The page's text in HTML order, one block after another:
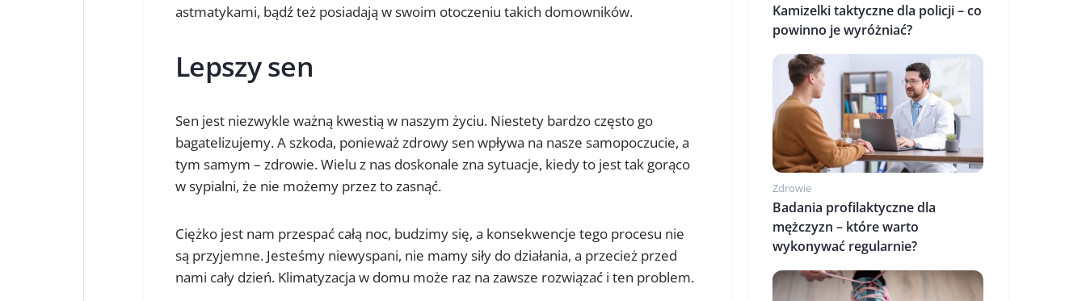
astmatykami, bądź też posiadają w swoim otoczeniu takich domowników.
Lepszy sen
Sen jest niezwykle ważną kwestią w naszym życiu. Niestety bardzo często go
bagatelizujemy. A szkoda, ponieważ zdrowy sen wpływa na nasze samopoczucie, a
tym samym – zdrowie. Wielu z nas doskonale zna sytuacje, kiedy to jest tak gorąco
w sypialni, że nie możemy przez to zasnąć.
Ciężko jest nam przespać całą noc, budzimy się, a konsekwencje tego procesu nie
są przyjemne. Jesteśmy niewyspani, nie mamy siły do działania, a przecież przed
nami cały dzień. Klimatyzacja w domu może raz na zawsze rozwiązać i ten problem.
Kamizelki taktyczne dla policji – co
powinno je wyróżniać?
Zdrowie
Badania profilaktyczne dla
mężczyzn – które warto
wykonywać regularnie?